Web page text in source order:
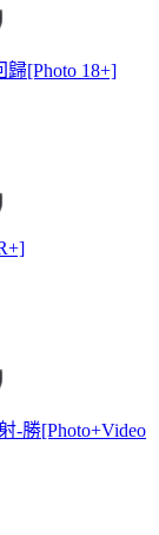
歸[Photo 18+]
-勝[Photo+Video